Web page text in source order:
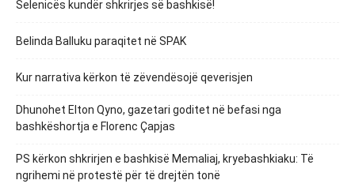
Selenicës kundër shkrirjes së bashkisë!
Belinda Balluku paraqitet në SPAK
Kur narrativa kërkon të zëvendësojë qeverisjen
Dhunohet Elton Qyno, gazetari goditet në befasi nga
bashkëshortja e Florenc Çapjas
PS kërkon shkrirjen e bashkisë Memaliaj, kryebashkiaku: Të
ngrihemi në protestë për të drejtën tonë